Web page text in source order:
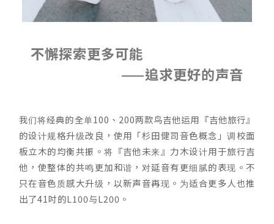
不懈探索更多可能
——追求更好的声音
我们将经典的全单100、200两款鸟吉他运用『吉他旅行』
的设计规格升级改良，使用「杉田健司音色概念」调校面
板立木的均衡共振。将『吉他未来』力木设计用于旅行吉
他，使整体的共鸣更加和谐，对延音有更细腻的表现。不
只在音色质感大升级，以新声音再现。为适合更多人也推
出了41吋的L100与L200。